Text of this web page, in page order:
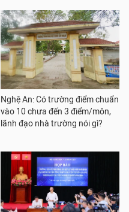
Nghệ An: Có trường điểm chuẩn
vào 10 chưa đến 3 điểm/môn,
lãnh đạo nhà trường nói gì?